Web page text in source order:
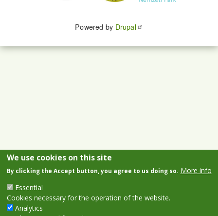
Powered by Drupal
We use cookies on this site
By clicking the Accept button, you agree to us doing so. More info
Essential
Cookies necessary for the operation of the website.
Analytics